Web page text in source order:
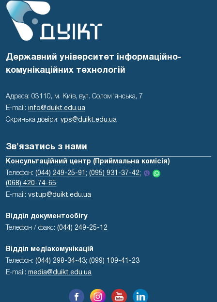
Державний університет інформаційно-
комунікаційних технологій
Адреса: 03110, м. Київ, вул. Солом'янська, 7
E-mail:
info@duikt.edu.ua
Скринька довіри: vps@duikt.edu.ua
Зв'язатись з нами
Консультаційний центр (Приймальна комісія)
Телефон: (044) 249-25-91; (095) 931-37-42;
(068) 420-74-65
E-mail: vstup@duikt.edu.ua
Відділ документообігу
Телефон / факс: (044) 249-25-12
Відділ медіакомунікацій
Телефон: (044) 298-34-43; (099) 109-41-23
E-mail: media@duikt.edu.ua